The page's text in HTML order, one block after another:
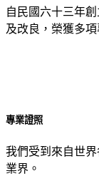
自民國六十三年
及改良，榮獲多
專業證照
我們受到來自世
業界。